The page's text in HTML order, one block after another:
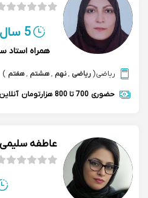
5 سال
همراه استاد
ریاضی(ریاضی ,نهم ,هشتم ,هفتم )
حضوری 700 تا 800 هزارتومان آنلاین
عاطفه سلیمی